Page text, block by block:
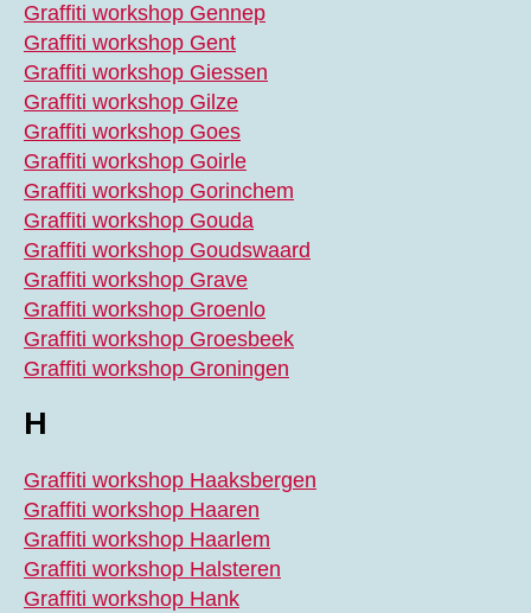
Graffiti workshop Gennep
Graffiti workshop Gent
Graffiti workshop Giessen
Graffiti workshop Gilze
Graffiti workshop Goes
Graffiti workshop Goirle
Graffiti workshop Gorinchem
Graffiti workshop Gouda
Graffiti workshop Goudswaard
Graffiti workshop Grave
Graffiti workshop Groenlo
Graffiti workshop Groesbeek
Graffiti workshop Groningen
H
Graffiti workshop Haaksbergen
Graffiti workshop Haaren
Graffiti workshop Haarlem
Graffiti workshop Halsteren
Graffiti workshop Hank